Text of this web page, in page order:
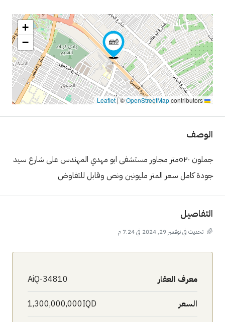
+
−
Leaflet
|©OpenStreetMapcontributors
الوصف
جملون ٥٢٠متر مجاور مستشفى ابو مهدي المهندس على شارع سيد
جودة كامل سعر المتر مليونين ونص وقابل للتفاوض
التفاصيل
تحديث في نوفمبر 29, 2024 في 7:24 م
معرف العقار AiQ-34810
السعر 1,300,000,000IQD